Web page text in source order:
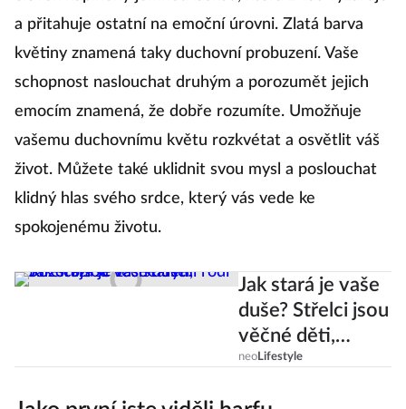
a přitahuje ostatní na emoční úrovni. Zlatá barva
květiny znamená taky duchovní probuzení. Vaše
schopnost naslouchat druhým a porozumět jejich
emocím znamená, že dobře rozumíte. Umožňuje
vašemu duchovnímu květu rozkvétat a osvětlit váš
život. Můžete také uklidnit svou mysl a poslouchat
klidný hlas svého srdce, který vás vede ke
spokojenému životu.
Jak stará je vaše
duše? Střelci jsou
věčné děti,
Kozorozi se zas
neoLifestyle